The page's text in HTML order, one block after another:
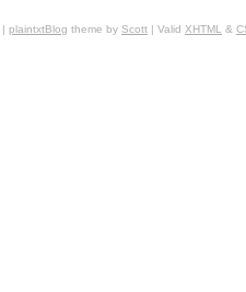
| plaintxtBlog theme by Scott | Valid XHTML &